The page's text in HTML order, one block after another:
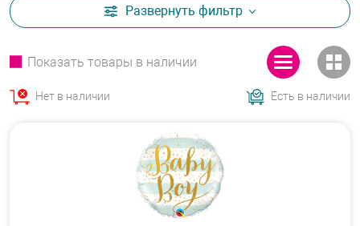
Развернуть фильтр
Показать товары в наличии
Нет в наличии Есть в наличии